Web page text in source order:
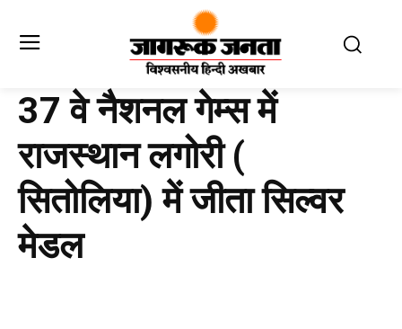
37 वे नैशनल गेम्स में
राजस्थान लगोरी (
सितोलिया) में जीता सिल्वर
मेडल